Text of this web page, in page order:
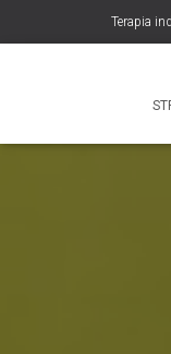
Terapia
Produkty